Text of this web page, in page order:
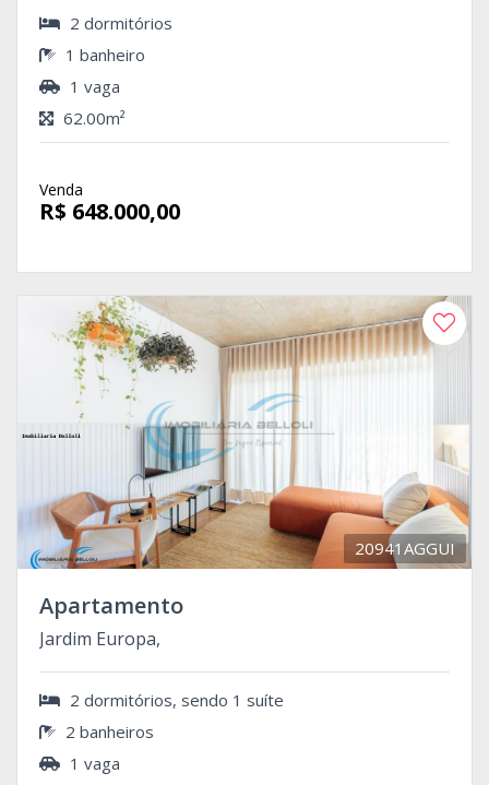
2 dormitórios
1 banheiro
1 vaga
62.00m²
Venda
R$ 648.000,00
20941AGGUI
Apartamento
Jardim Europa,
2 dormitórios, sendo 1 suíte
2 banheiros
1 vaga